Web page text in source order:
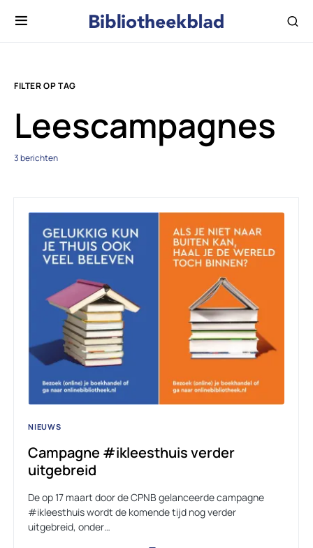
FILTER OP TAG
Leescampagnes
3 berichten
NIEUWS
Campagne #ikleesthuis verder
uitgebreid
De op 17 maart door de CPNB gelanceerde campagne
#ikleesthuis wordt de komende tijd nog verder
uitgebreid, onder…